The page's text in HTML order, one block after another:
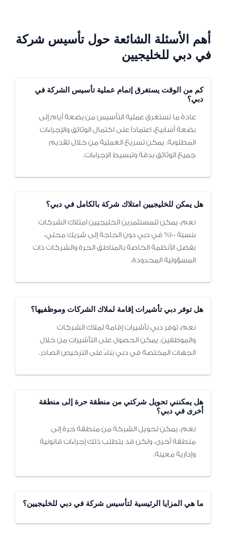
أهم الأسئلة الشائعة حول تأسيس شركة
في دبي للخليجيين
كم من الوقت يستغرق إتمام عملية تأسيس الشركة في
دبي؟
عادةً ما تستغرق عملية التأسيس من بضعة أيام إلى
بضعة أسابيع، اعتماداً على اكتمال الوثائق والإجراءات
المطلوبة. يمكن تسريع العملية من خلال تقديم
جميع الوثائق بدقة وتبسيط الإجراءات.
هل يمكن للخليجيين امتلاك شركة بالكامل في دبي؟
نعم، يمكن للمستثمرين الخليجيين امتلاك الشركات
بنسبة 100% في دبي دون الحاجة إلى شريك محلي،
بفضل الأنظمة الخاصة بالمناطق الحرة والشركات ذات
المسؤولية المحدودة.
هل توفر دبي تأشيرات إقامة لملاك الشركات وموظفيها؟
نعم، توفر دبي تأشيرات إقامة لملاك الشركات
والموظفين. يمكن الحصول على التأشيرات من خلال
الجهات المختصة في دبي بناءً على الترخيص الصادر.
هل يمكنني تحويل شركتي من منطقة حرة إلى منطقة
أخرى في دبي؟
نعم، يمكن تحويل الشركة من منطقة حرة إلى
منطقة أخرى، ولكن قد يتطلب ذلك إجراءات قانونية
وإدارية معينة.
ما هي المزايا الرئيسية لتأسيس شركة في دبي للخليجيين؟